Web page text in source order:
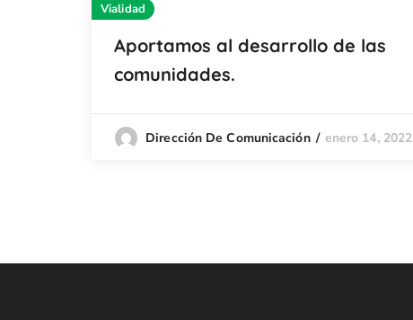
Vialidad
Aportamos al desarrollo de las
comunidades.
Dirección De Comunicación enero 14, 2022